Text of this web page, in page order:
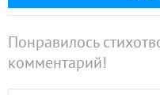
Понравилось
комментарий!